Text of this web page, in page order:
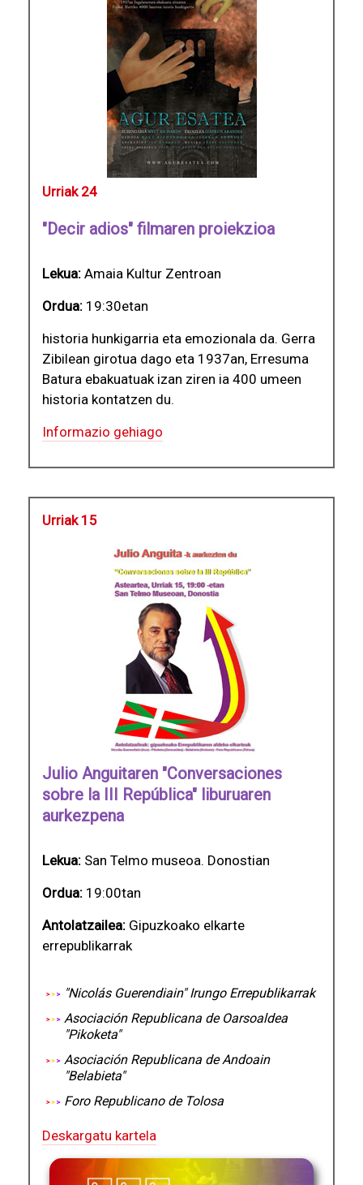
Urriak 24
"Decir adios" filmaren proiekzioa
Lekua: Amaia Kultur Zentroan
Ordua: 19:30etan
historia hunkigarria eta emozionala da. Gerra
Zibilean girotua dago eta 1937an, Erresuma
Batura ebakuatuak izan ziren ia 400 umeen
historia kontatzen du.
Informazio gehiago
Urriak 15
Julio Anguitaren "Conversaciones
sobre la III República" liburuaren
aurkezpena
Lekua: San Telmo museoa. Donostian
Ordua: 19:00tan
Antolatzailea: Gipuzkoako elkarte
errepublikarrak
"Nicolás Guerendiain" Irungo Errepublikarrak
Asociación Republicana de Oarsoaldea
"Pikoketa"
Asociación Republicana de Andoain
"Belabieta"
Foro Republicano de Tolosa
Deskargatu kartela